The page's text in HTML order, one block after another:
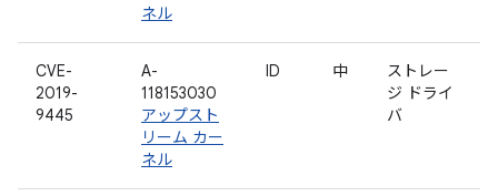
ネル
CVE-
2019-
9445
A-
118153030
アップスト
リーム カー
ネル
ID 中
ストレー
ジ ドライ
バ